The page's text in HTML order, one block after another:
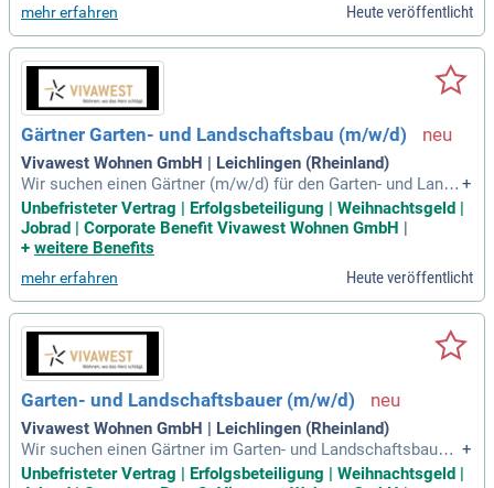
g der Leistungsphase 8 nach HOAI. Sie koordinieren alle bet
eiligten Unternehmen und stellen sicher, dass Termine, Kost
en und Qualität stets überwacht werden. Bei der Bauausführ
ung achten Sie auf die Planung, das Leistungsverzeichnis un
d die Ausführungsqualität. Zudem organisieren und leiten Si
e Baubesprechungen und dokumentieren den Bauablauf gew
issenhaft. Ihre Expertise ist gefragt, insbesondere bei der Pr
üfung von Aufmaßen und Rechnungen.
mehr erfahren Heute veröffentlicht
Gärtner Garten- und Landschaftsbau (m/w/d)
Vivawest Wohnen GmbH | Leichlingen (Rheinland)
Wir suchen einen Gärtner (m/w/d) für den Garten- und Lands
chaftsbau in Leichlingen. Zu Ihren Aufgaben gehören die Ab
wicklung von Bauvorhaben, Pflasterarbeiten sowie der Bau v
on Treppenanlagen. Ideale Kandidaten haben eine abgeschl
aBau-Geräten. Teamfähigkeit und Selbstständigkeit sind für
uns essenziell. Wir bieten eine attraktive Vergütung, Erfolgs
beteiligungen und zusätzliche Altersvorsorge. Bewerben Sie
sich jetzt für eine unbefristete Stelle in einem dynamischen
Team!
+
Unbefristeter Vertrag | Erfolgsbeteiligung | Weihnachtsgeld |
Jobrad | Corporate Benefit Vivawest Wohnen GmbH |
+ weitere Benefits
mehr erfahren Heute veröffentlicht
Garten- und Landschaftsbauer (m/w/d)
Vivawest Wohnen GmbH | Leichlingen (Rheinland)
Wir suchen einen Gärtner im Garten- und Landschaftsbau
(m/w/d) für Leichlingen zur unbefristeten Anstellung. Ihr Auf
+
Unbefristeter Vertrag | Erfolgsbeteiligung | Weihnachtsgeld |